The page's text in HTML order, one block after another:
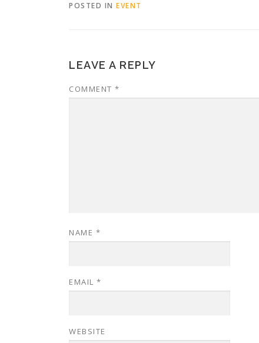
POSTED IN EVENT
LEAVE A REPLY
COMMENT *
NAME *
EMAIL *
WEBSITE